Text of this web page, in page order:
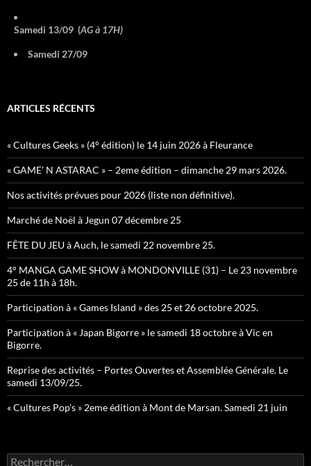
Samedi 13/09 (AG à 17H)
Samedi 27/09
ARTICLES RÉCENTS
« Cultures Geeks » (4° édition) le 14 juin 2026 à Fleurance
« GAME’ N ASTARAC » – 2eme édition – dimanche 29 mars 2026.
Nos activités prévues pour 2026 (liste non définitive).
Marché de Noël à Jegun 07 décembre 25
FÊTE DU JEU à Auch, le samedi 22 novembre 25.
4° MANGA GAME SHOW à MONDONVILLE (31) – Le 23 novembre
25 de 11h à 18h.
Participation à « Games Island » des 25 et 26 octobre 2025.
Participation à « Japan Bigorre » le samedi 18 octobre à Vic en
Bigorre.
Reprise des activités – Portes Ouvertes et Assemblée Générale. Le
samedi 13/09/25.
« Cultures Pop’s » 2eme édition à Mont de Marsan. Samedi 21 juin
Rechercher :